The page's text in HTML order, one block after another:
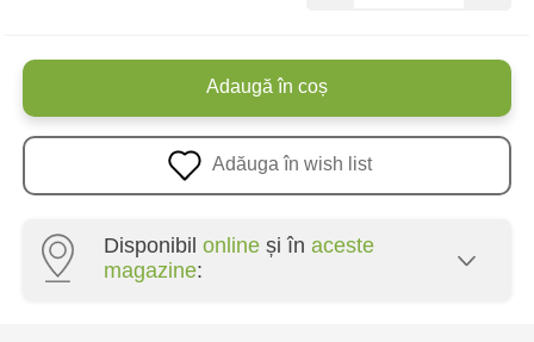
Adaugă în coș
Adăuga în wish list
Disponibil online și în aceste
magazine: